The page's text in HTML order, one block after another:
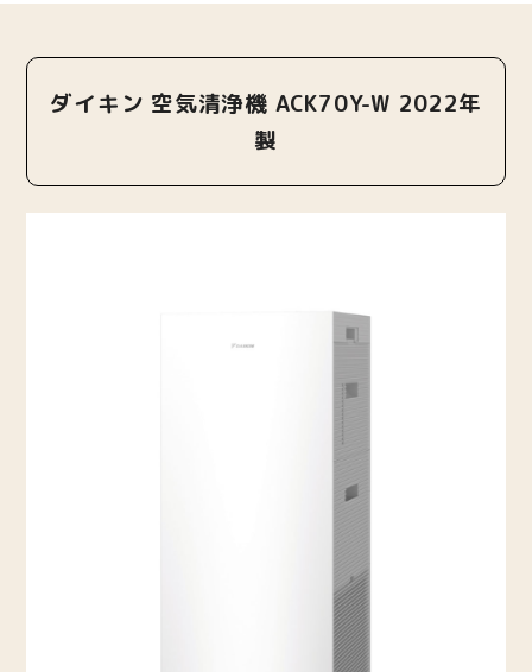
ダイキン 空気清浄機 ACK70Y-W 2022年
製